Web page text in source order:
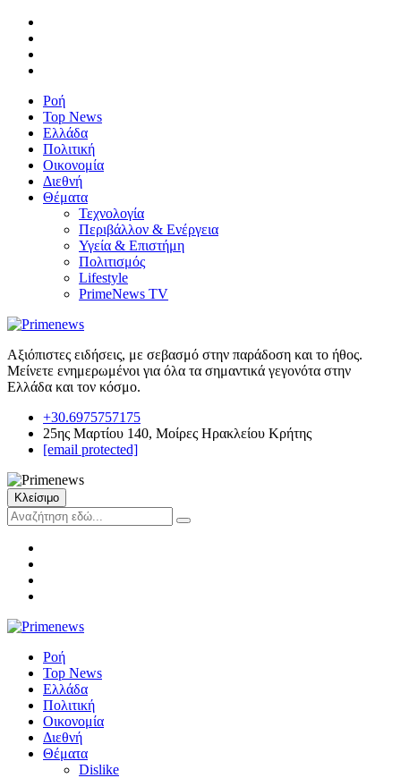
Ροή
Top News
Ελλάδα
Πολιτική
Οικονομία
Διεθνή
Θέματα
Τεχνολογία
Περιβάλλον & Ενέργεια
Υγεία & Επιστήμη
Πολιτισμός
Lifestyle
PrimeNews TV
Αξιόπιστες ειδήσεις, με σεβασμό στην παράδοση και το ήθος.
Μείνετε ενημερωμένοι για όλα τα σημαντικά γεγονότα στην
Ελλάδα και τον κόσμο.
+30.6975757175
25ης Μαρτίου 140, Μοίρες Ηρακλείου Κρήτης
[email protected]
Κλείσιμο
Ροή
Top News
Ελλάδα
Πολιτική
Οικονομία
Διεθνή
Θέματα
Dislike